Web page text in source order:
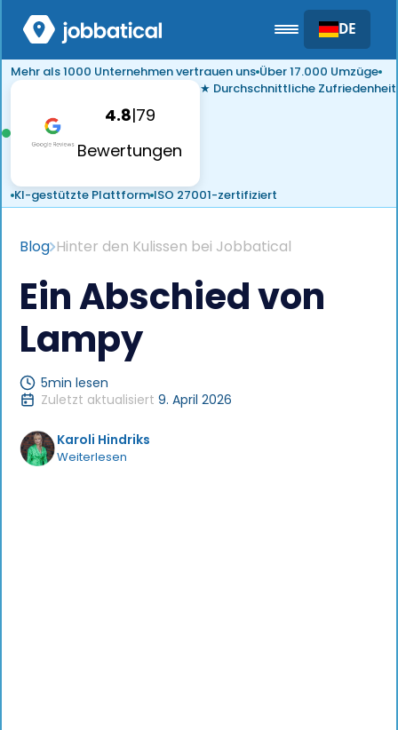
DE
Mehr als 1000 Unternehmen vertrauen uns Über 17.000 Umzüge
4.8|79
Bewertungen
★ Durchschnittliche Zufriedenheit
KI-gestützte Plattform ISO 27001-zertifiziert
Blog Hinter den Kulissen bei Jobbatical
Ein Abschied von
Lampy
5min lesen
Zuletzt aktualisiert 9. April 2026
Karoli Hindriks
Weiterlesen